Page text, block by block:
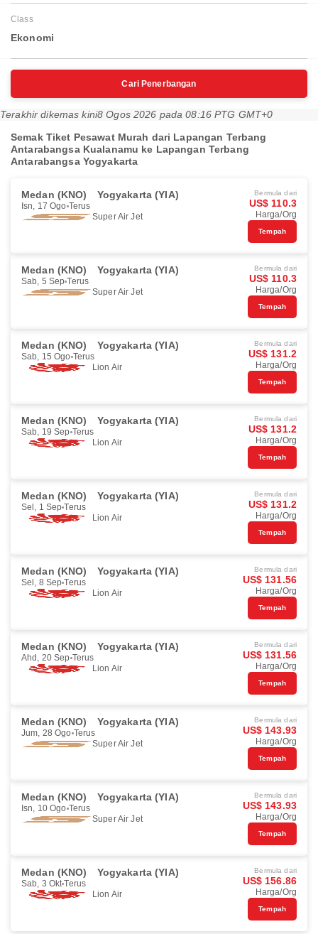
Class
Ekonomi
Cari Penerbangan
Terakhir dikemas kini8 Ogos 2026 pada 08:16 PTG GMT+0
Semak Tiket Pesawat Murah dari Lapangan Terbang
Antarabangsa Kualanamu ke Lapangan Terbang
Antarabangsa Yogyakarta
Medan (KNO) Yogyakarta (YIA)
Isn, 17 Ogo Terus
Super Air Jet
Bermula dari
US$ 110.3
Harga/Org
Tempah
Medan (KNO) Yogyakarta (YIA)
Sab, 5 Sep Terus
Super Air Jet
Bermula dari
US$ 110.3
Harga/Org
Tempah
Medan (KNO) Yogyakarta (YIA)
Sab, 15 Ogo Terus
Lion Air
Bermula dari
US$ 131.2
Harga/Org
Tempah
Medan (KNO) Yogyakarta (YIA)
Sab, 19 Sep Terus
Lion Air
Bermula dari
US$ 131.2
Harga/Org
Tempah
Medan (KNO) Yogyakarta (YIA)
Sel, 1 Sep Terus
Lion Air
Bermula dari
US$ 131.2
Harga/Org
Tempah
Medan (KNO) Yogyakarta (YIA)
Sel, 8 Sep Terus
Lion Air
Bermula dari
US$ 131.56
Harga/Org
Tempah
Medan (KNO) Yogyakarta (YIA)
Ahd, 20 Sep Terus
Lion Air
Bermula dari
US$ 131.56
Harga/Org
Tempah
Medan (KNO) Yogyakarta (YIA)
Jum, 28 Ogo Terus
Super Air Jet
Bermula dari
US$ 143.93
Harga/Org
Tempah
Medan (KNO) Yogyakarta (YIA)
Isn, 10 Ogo Terus
Super Air Jet
Bermula dari
US$ 143.93
Harga/Org
Tempah
Medan (KNO) Yogyakarta (YIA)
Sab, 3 Okt Terus
Lion Air
Bermula dari
US$ 156.86
Harga/Org
Tempah